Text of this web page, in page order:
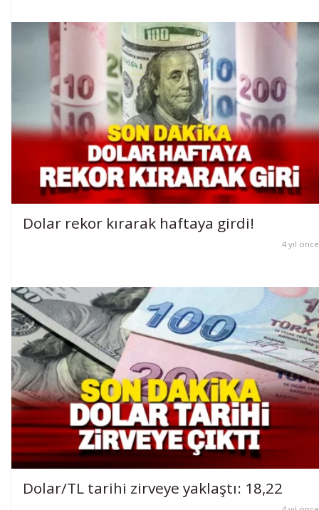
Dolar rekor kırarak haftaya girdi!
4 yıl önce
Dolar/TL tarihi zirveye yaklaştı: 18,22